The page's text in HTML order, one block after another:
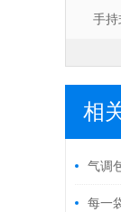
手持
相
气调
集成使用
每一